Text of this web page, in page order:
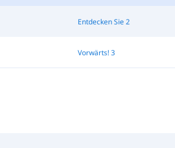
Entdecken Sie 2
Vorwärts! 3